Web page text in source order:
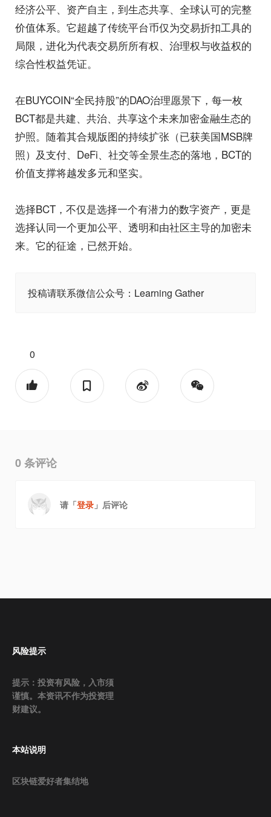
经济公平、资产自主，到生态共享、全球认可的完整
价值体系。它超越了传统平台币仅为交易折扣工具的
局限，进化为代表交易所所有权、治理权与收益权的
综合性权益凭证。
在BUYCOIN“全民持股”的DAO治理愿景下，每一枚
BCT都是共建、共治、共享这个未来加密金融生态的
护照。随着其合规版图的持续扩张（已获美国MSB牌
照）及支付、DeFi、社交等全景生态的落地，BCT的
价值支撑将越发多元和坚实。
选择BCT，不仅是选择一个有潜力的数字资产，更是
选择认同一个更加公平、透明和由社区主导的加密未
来。它的征途，已然开始。
投稿请联系微信公众号：Learning Gather
0
0条评论
请「登录 」后评论
风险提示
提示：投资有风险，入市须
谨慎。本资讯不作为投资理
财建议。
本站说明
区块链爱好者集结地